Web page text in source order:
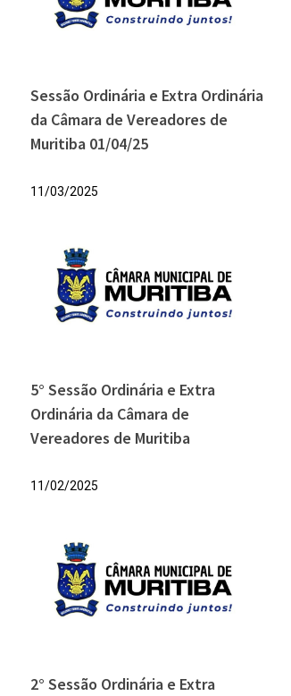
Sessão Ordinária e Extra Ordinária
da Câmara de Vereadores de
Muritiba 01/04/25
11/03/2025
5° Sessão Ordinária e Extra
Ordinária da Câmara de
Vereadores de Muritiba
11/02/2025
2° Sessão Ordinária e Extra